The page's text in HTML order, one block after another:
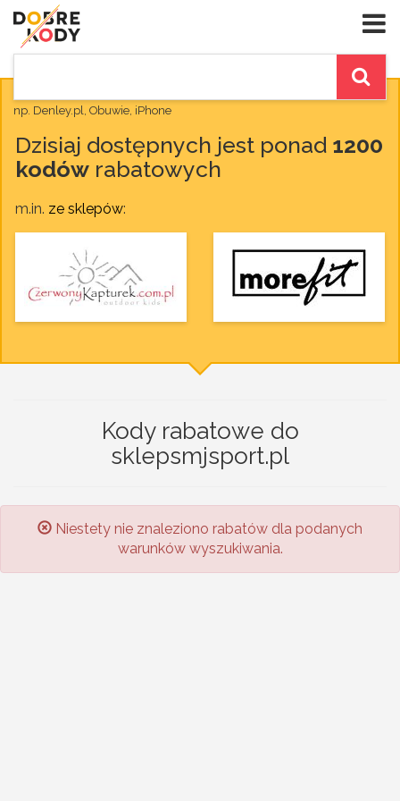
np. Denley.pl, Obuwie, iPhone
Dzisiaj dostępnych jest ponad 1200
kodów rabatowych
m.in. ze sklepów:
Kody rabatowe do
sklepsmjsport.pl
Niestety nie znaleziono rabatów dla podanych
warunków wyszukiwania.